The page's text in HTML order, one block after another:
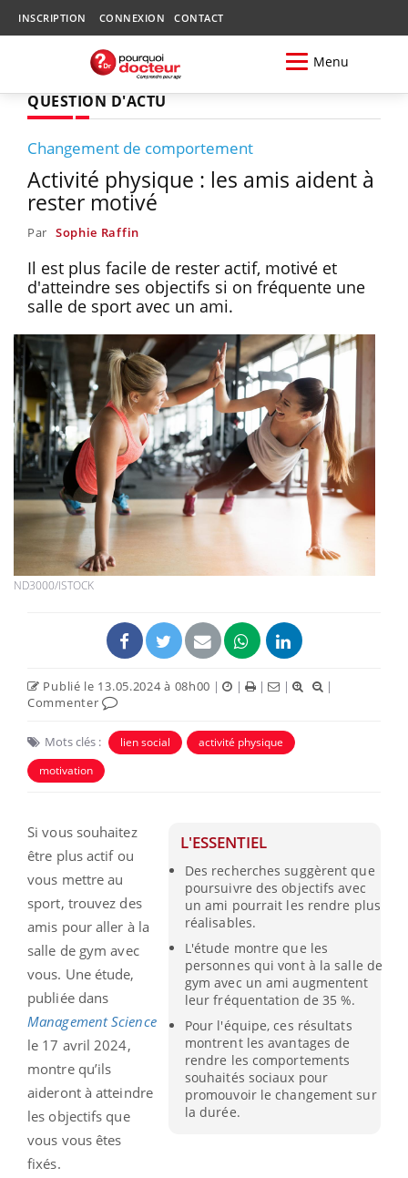
INSCRIPTION CONNEXION CONTACT
Menu
QUESTION D'ACTU
Changement de comportement
Activité physique : les amis aident à
rester motivé
Par Sophie Raffin
Il est plus facile de rester actif, motivé et
d'atteindre ses objectifs si on fréquente une
salle de sport avec un ami.
ND3000/ISTOCK
Publié le 13.05.2024 à 08h00 | | | |
|
Commenter
Mots clés : lien social
activité physique
motivation
L'ESSENTIEL
Des recherches suggèrent que
poursuivre des objectifs avec
un ami pourrait les rendre plus
réalisables.
L'étude montre que les
personnes qui vont à la salle de
gym avec un ami augmentent
leur fréquentation de 35 %.
Pour l'équipe, ces résultats
montrent les avantages de
rendre les comportements
souhaités sociaux pour
promouvoir le changement sur
la durée.
Si vous souhaitez
être plus actif ou
vous mettre au
sport, trouvez des
amis pour aller à la
salle de gym avec
vous. Une étude,
publiée dans
Management Science
le 17 avril 2024,
montre qu’ils
aideront à atteindre
les objectifs que
vous vous êtes
fixés.